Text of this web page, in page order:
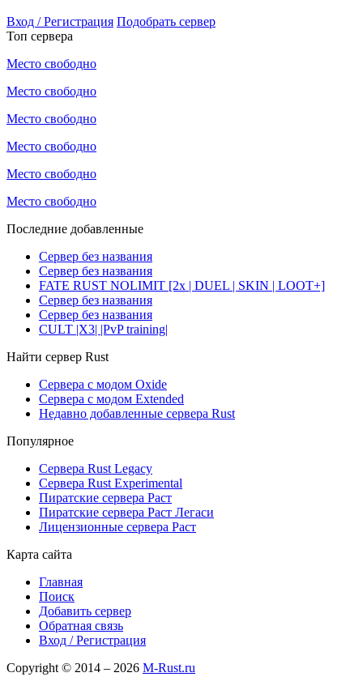
Вход / Регистрация Подобрать сервер
Топ сервера
Место свободно
Место свободно
Место свободно
Место свободно
Место свободно
Место свободно
Последние добавленные
Сервер без названия
Сервер без названия
FATE RUST NOLIMIT [2x | DUEL | SKIN | LOOT+]
Сервер без названия
Сервер без названия
CULT |X3| |PvP training|
Найти сервер Rust
Сервера с модом Oxide
Сервера с модом Extended
Недавно добавленные сервера Rust
Популярное
Сервера Rust Legacy
Сервера Rust Experimental
Пиратские сервера Раст
Пиратские сервера Раст Легаси
Лицензионные сервера Раст
Карта сайта
Главная
Поиск
Добавить сервер
Обратная связь
Вход / Регистрация
Copyright © 2014 – 2026 M-Rust.ru